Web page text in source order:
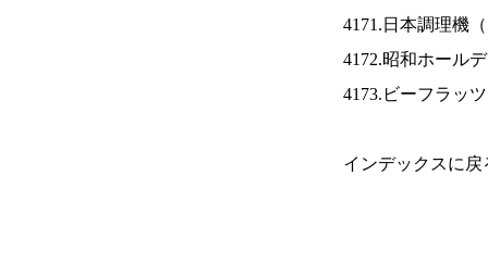
4171.日本調理機（
4172.昭和ホール
4173.ビーフラッ
インデックスに戻